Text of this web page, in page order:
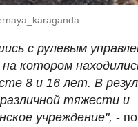
с рулевым
котором
8 и 16 лет. В
тяжести и
учреждение", -